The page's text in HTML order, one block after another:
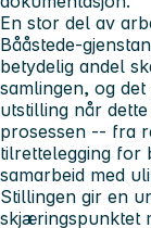
En stor del av
Bååstede-
betydelig andel
samlingen, og
utstilling når
prosessen -- fra
tilrettelegging for
samarbeid med
Stillingen gir en
skjæringspunktet